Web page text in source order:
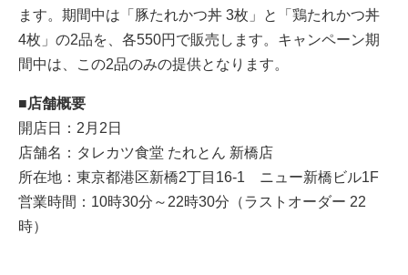
ます。期間中は「豚たれかつ丼 3枚」と「鶏たれかつ丼
4枚」の2品を、各550円で販売します。キャンペーン期
間中は、この2品のみの提供となります。
■店舗概要
開店日：2月2日
店舗名：タレカツ食堂 たれとん 新橋店
所在地：東京都港区新橋2丁目16-1 ニュー新橋ビル1F
営業時間：10時30分～22時30分（ラストオーダー 22
時）